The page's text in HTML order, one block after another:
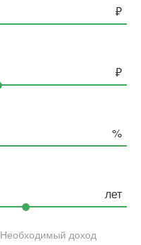
Необходимый доход